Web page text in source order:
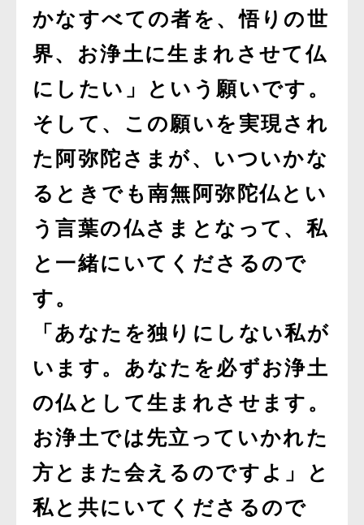
かなすべての者を、悟りの世
界、お浄土に生まれさせて仏
にしたい」という願いです。
そして、この願いを実現され
た阿弥陀さまが、いついかな
るときでも南無阿弥陀仏とい
う言葉の仏さまとなって、私
と一緒にいてくださるので
す。
「あなたを独りにしない私が
います。あなたを必ずお浄土
の仏として生まれさせます。
お浄土では先立っていかれた
方とまた会えるのですよ」と
私と共にいてくださるので